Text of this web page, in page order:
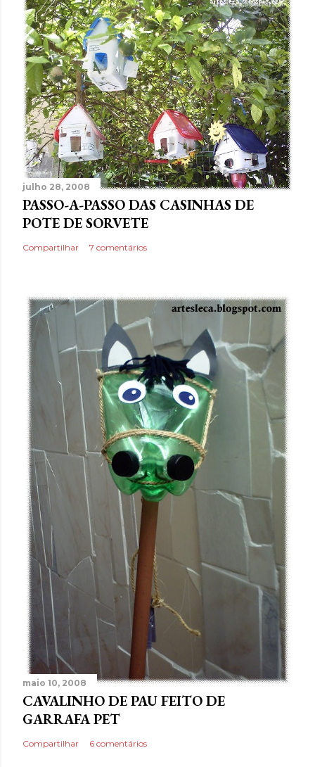
julho 28, 2008
PASSO-A-PASSO DAS CASINHAS DE
POTE DE SORVETE
Compartilhar 7 comentários
maio 10, 2008
CAVALINHO DE PAU FEITO DE
GARRAFA PET
Compartilhar 6 comentários